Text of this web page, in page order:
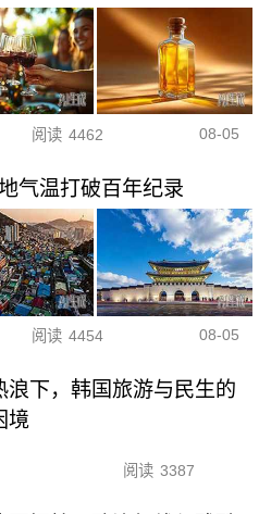
阅读 4462 08-05
气温打破百年纪录
阅读 4454 08-05
浪下，韩国旅游与民生的
境
阅读 3387